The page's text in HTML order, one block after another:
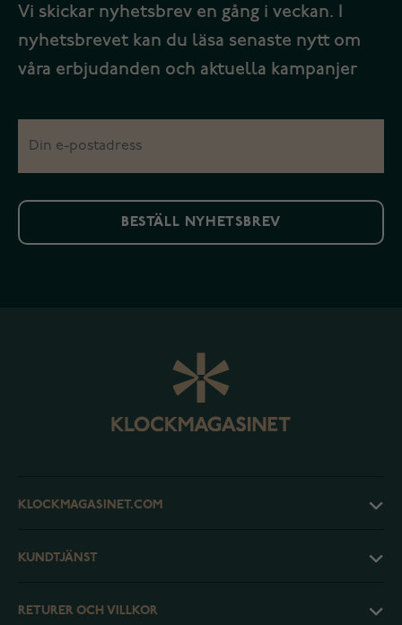
Vi skickar nyhetsbrev en gång i veckan. I
nyhetsbrevet kan du läsa senaste nytt om
våra erbjudanden och aktuella kampanjer
BESTÄLL NYHETSBREV
KLOCKMAGASINET.COM
KUNDTJÄNST
RETURER OCH VILLKOR